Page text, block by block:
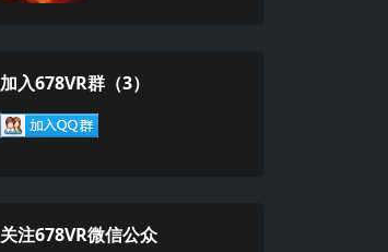
加入678VR群（3）
关注678VR微信公众